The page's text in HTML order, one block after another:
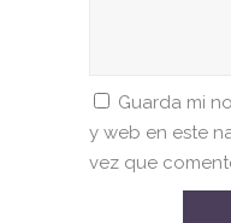
Guarda mi
y web en este
vez que